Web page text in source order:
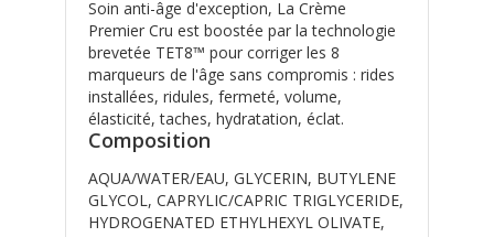
Soin anti-âge d'exception, La Crème
Premier Cru est boostée par la technologie
brevetée TET8™ pour corriger les 8
marqueurs de l'âge sans compromis : rides
installées, ridules, fermeté, volume,
élasticité, taches, hydratation, éclat.
Composition
AQUA/WATER/EAU, GLYCERIN, BUTYLENE
GLYCOL, CAPRYLIC/CAPRIC TRIGLYCERIDE,
HYDROGENATED ETHYLHEXYL OLIVATE,